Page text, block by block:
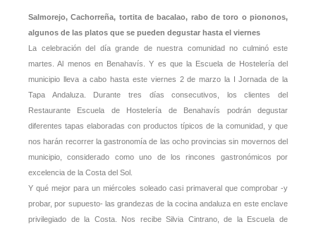
Salmorejo, Cachorreña, tortita de bacalao, rabo de toro o piononos,
algunos de las platos que se pueden degustar hasta el viernes
La celebración del día grande de nuestra comunidad no culminó este
martes. Al menos en Benahavís. Y es que la Escuela de Hostelería del
municipio lleva a cabo hasta este viernes 2 de marzo la I Jornada de la
Tapa Andaluza. Durante tres días consecutivos, los clientes del
Restaurante Escuela de Hostelería de Benahavís podrán degustar
diferentes tapas elaboradas con productos típicos de la comunidad, y que
nos harán recorrer la gastronomía de las ocho provincias sin movernos del
municipio, considerado como uno de los rincones gastronómicos por
excelencia de la Costa del Sol.
Y qué mejor para un miércoles soleado casi primaveral que comprobar -y
probar, por supuesto- las grandezas de la cocina andaluza en este enclave
privilegiado de la Costa. Nos recibe Silvia Cintrano, de la Escuela de